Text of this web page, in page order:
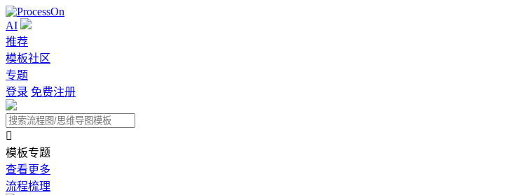
AI
推荐
模板社区
专题
登录 免费注册

模板专题
查看更多
流程梳理